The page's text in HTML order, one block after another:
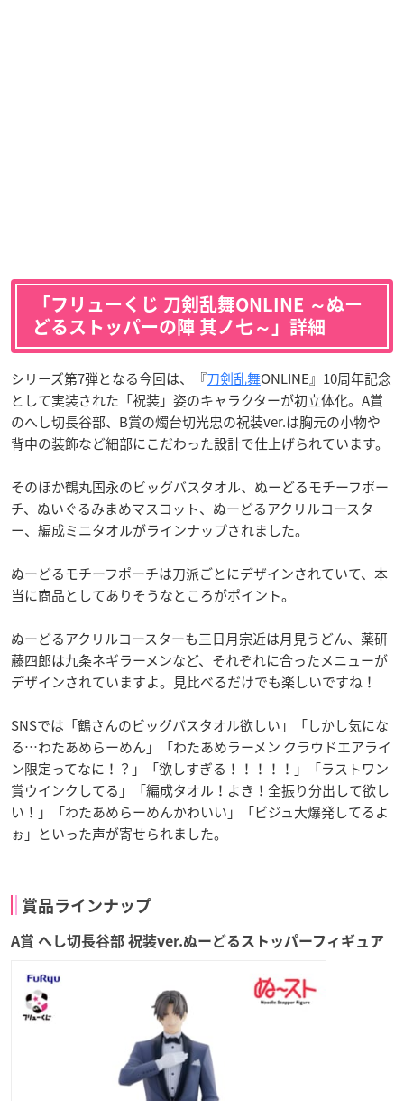
「フリューくじ 刀剣乱舞ONLINE ～ぬー
どるストッパーの陣 其ノ七～」詳細
シリーズ第7弾となる今回は、『刀剣乱舞ONLINE』10周年記念
として実装された「祝装」姿のキャラクターが初立体化。A賞
のへし切長谷部、B賞の燭台切光忠の祝装ver.は胸元の小物や
背中の装飾など細部にこだわった設計で仕上げられています。
そのほか鶴丸国永のビッグバスタオル、ぬーどるモチーフポー
チ、ぬいぐるみまめマスコット、ぬーどるアクリルコースタ
ー、編成ミニタオルがラインナップされました。
ぬーどるモチーフポーチは刀派ごとにデザインされていて、本
当に商品としてありそうなところがポイント。
ぬーどるアクリルコースターも三日月宗近は月見うどん、薬研
藤四郎は九条ネギラーメンなど、それぞれに合ったメニューが
デザインされていますよ。見比べるだけでも楽しいですね！
SNSでは「鶴さんのビッグバスタオル欲しい」「しかし気にな
る…わたあめらーめん」「わたあめラーメン クラウドエアライ
ン限定ってなに！？」「欲しすぎる！！！！！」「ラストワン
賞ウインクしてる」「編成タオル！よき！全振り分出して欲し
い！」「わたあめらーめんかわいい」「ビジュ大爆発してるよ
ぉ」といった声が寄せられました。
賞品ラインナップ
A賞 へし切長谷部 祝装ver.ぬーどるストッパーフィギュア